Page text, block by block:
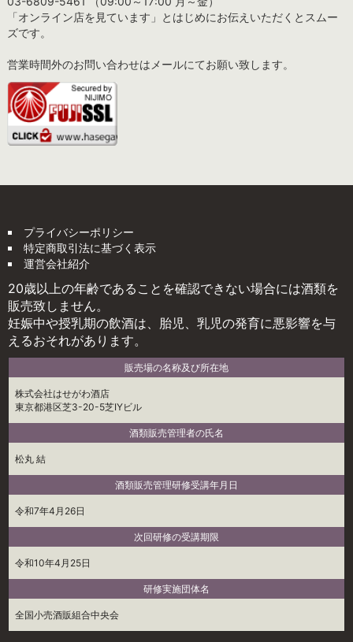
「オンライン店を見ています」とはじめにお伝えいただくとスムー
ズです。
営業時間外のお問い合わせはメールにてお願い致します。
プライバシーポリシー
特定商取引法に基づく表示
運営会社紹介
20歳以上の年齢であることを確認できない場合には酒類を
販売致しません。
妊娠中や授乳期の飲酒は、胎児、乳児の発育に悪影響を与
えるおそれがあります。
販売場の名称及び所在地
株式会社はせがわ酒店
東京都港区芝3-20-5芝IYビル
酒類販売管理者の氏名
松丸 結
酒類販売管理研修受講年月日
令和7年4月26日
次回研修の受講期限
令和10年4月25日
研修実施団体名
全国小売酒販組合中央会